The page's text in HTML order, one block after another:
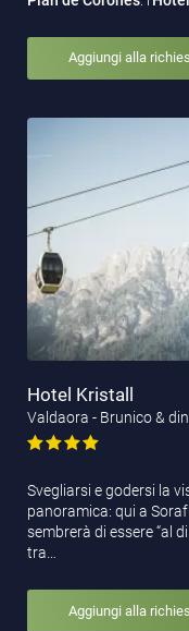
Aggiungi alla
Hotel Kristall
Valdaora - Brunico &
Svegliarsi e godersi la
panoramica: qui a
sembrerà di essere “al
tra…
Aggiungi alla